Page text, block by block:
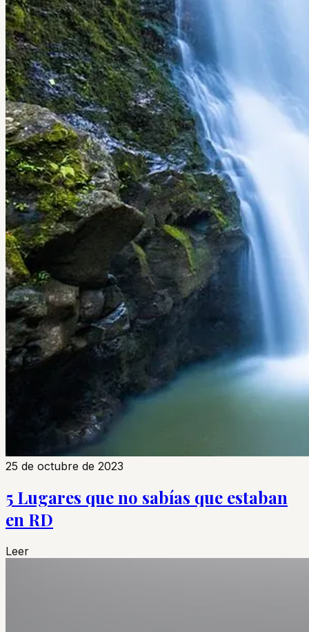
25 de octubre de 2023
5 Lugares que no sabías que estaban
en RD
Leer